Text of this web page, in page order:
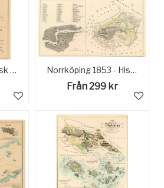
Nora 1857 - Historisk Karta Norrköping 1853 - Historisk Karta
Från 299 kr